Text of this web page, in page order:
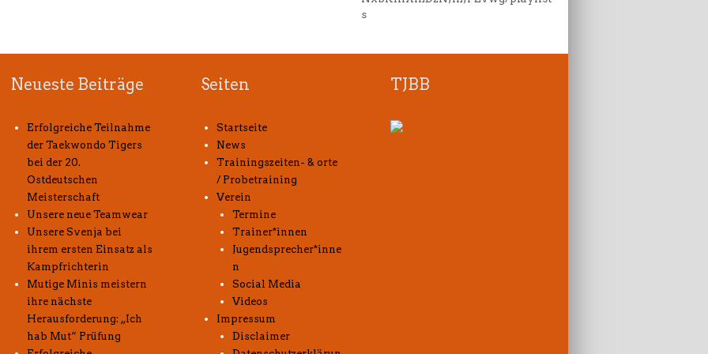
s
Neueste Beiträge
Erfolgreiche Teilnahme
der Taekwondo Tigers
bei der 20.
Ostdeutschen
Meisterschaft
Unsere neue Teamwear
Unsere Svenja bei
ihrem ersten Einsatz als
Kampfrichterin
Mutige Minis meistern
ihre nächste
Herausforderung: „Ich
hab Mut“ Prüfung
Seiten
Startseite
News
Trainingszeiten- & orte
/ Probetraining
Verein
Termine
Trainer*innen
Jugendsprecher*inne
n
Social Media
Videos
Impressum
Disclaimer
TJBB